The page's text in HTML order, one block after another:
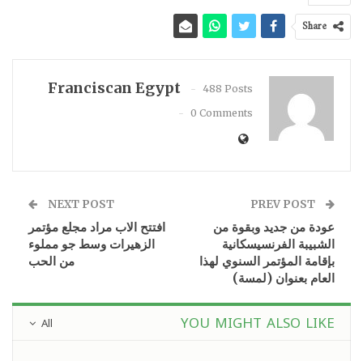
Share
Franciscan Egypt
488 Posts
0 Comments
عودة من جديد وبقوة من
الشبيبة الفرنسيسكانية
بإقامة المؤتمر السنوي لهذا
العام بعنوان (لمسة)
NEXT POST
افتتح الاب مراد مجلع مؤتمر
الزهيرات وسط جو مملوء
من الحب
All YOU MIGHT ALSO LIKE